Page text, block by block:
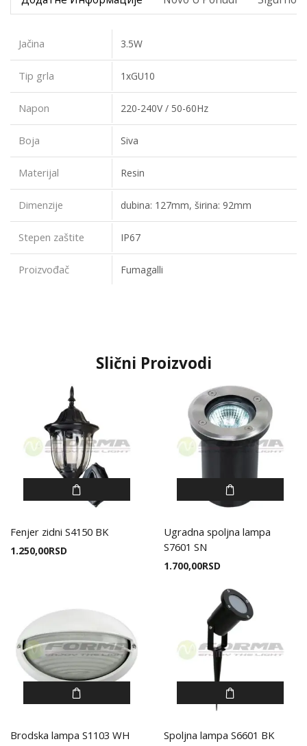
Jačina 3.5W
Tip grla 1xGU10
Napon 220-240V / 50-60Hz
Boja Siva
Materijal Resin
Dimenzije dubina: 127mm, širina: 92mm
Stepen zaštite IP67
Proizvođač Fumagalli
Slični Proizvodi
Fenjer zidni S4150 BK
1.250,00RSD
Ugradna spoljna lampa
S7601 SN
1.700,00RSD
Brodska lampa S1103 WH Spoljna lampa S6601 BK